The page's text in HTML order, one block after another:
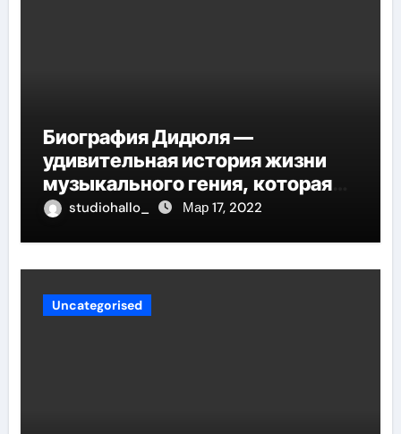
Биография Дидюля —
удивительная история жизни
музыкального гения, которая
проникнет в самые глубины
studiohallo_ Мар 17, 2022
Uncategorised